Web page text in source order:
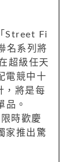
Street Fi
名系列將
超級任天
電競中十
，將是每
品。